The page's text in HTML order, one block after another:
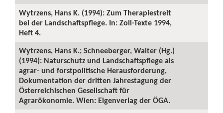
Wytrzens, Hans K. (1994): Zum Therapiestreit
bei der Landschaftspflege. In: Zoll-Texte 1994,
Heft 4.
Wytrzens, Hans K.; Schneeberger, Walter (Hg.)
(1994): Naturschutz und Landschaftspflege als
agrar- und forstpolitische Herausforderung,
Dokumentation der dritten Jahrestagung der
Österreichischen Gesellschaft für
Agrarökonomie. Wien: Eigenverlag der ÖGA.